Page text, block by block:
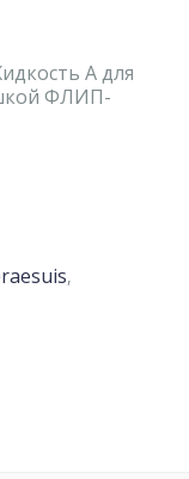
А для
ФЛИП-
,